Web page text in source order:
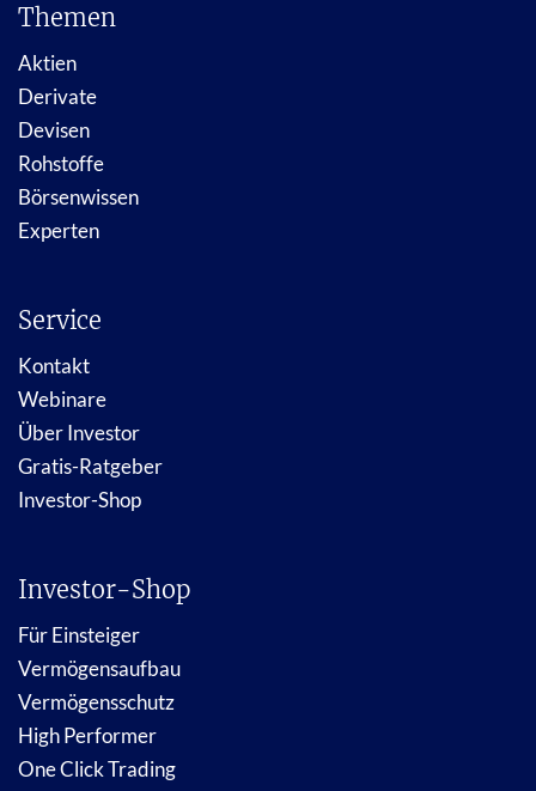
Themen
Aktien
Derivate
Devisen
Rohstoffe
Börsenwissen
Experten
Service
Kontakt
Webinare
Über Investor
Gratis-Ratgeber
Investor-Shop
Investor-Shop
Für Einsteiger
Vermögensaufbau
Vermögensschutz
High Performer
One Click Trading